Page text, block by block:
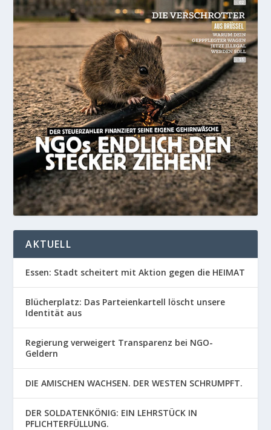
AKTUELL
Essen: Stadt scheitert mit Aktion gegen die HEIMAT
Blücherplatz: Das Parteienkartell löscht unsere
Identität aus
Regierung verweigert Transparenz bei NGO-
Geldern
DIE AMISCHEN WACHSEN. DER WESTEN SCHRUMPFT.
DER SOLDATENKÖNIG: EIN LEHRSTÜCK IN
PFLICHTERFÜLLUNG.